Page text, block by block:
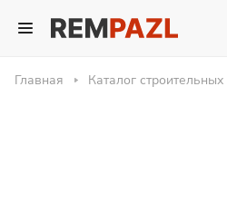
Главная Каталог